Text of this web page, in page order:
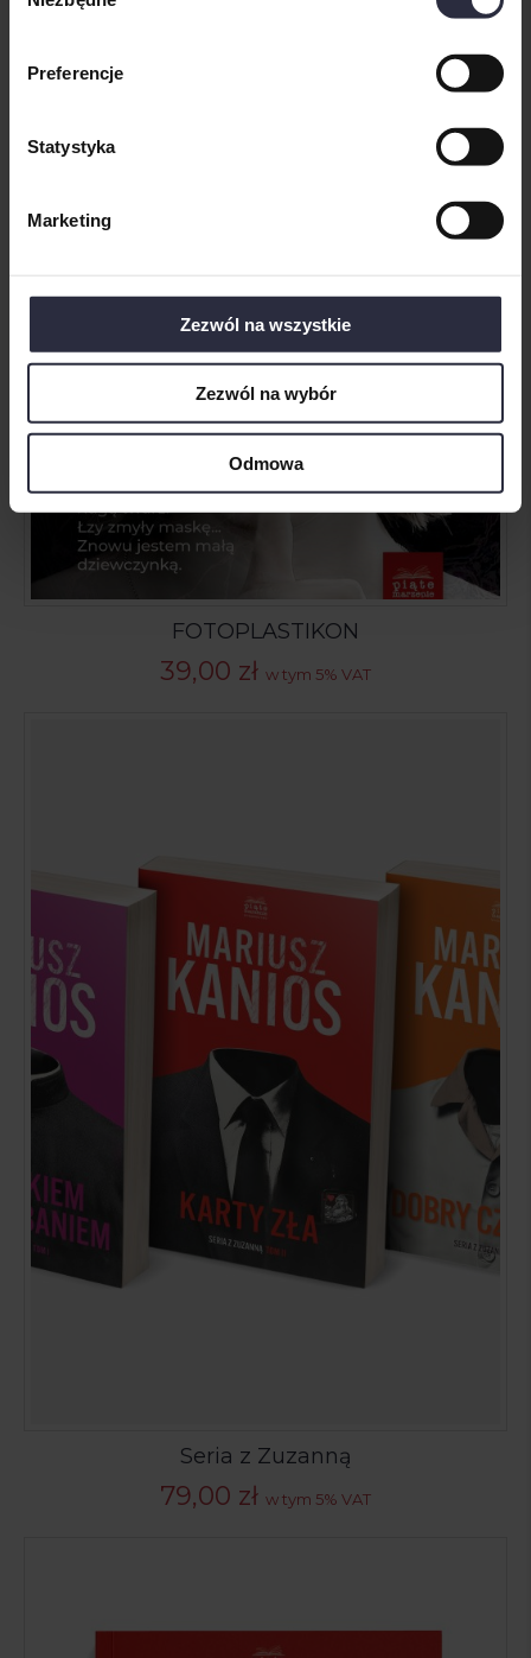
Preferencje
Statystyka
Marketing
Zezwól na wszystkie
Zezwól na wybór
Odmowa
FOTOPLASTIKON
39,00 zł w tym 5% VAT
Seria z Zuzanną
79,00 zł w tym 5% VAT